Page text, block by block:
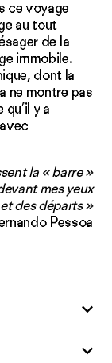
ce voyage
au tout
de la
immobile.
dont la
ne montre pas
y a
la « barre »
mes yeux
des départs »
Pessoa